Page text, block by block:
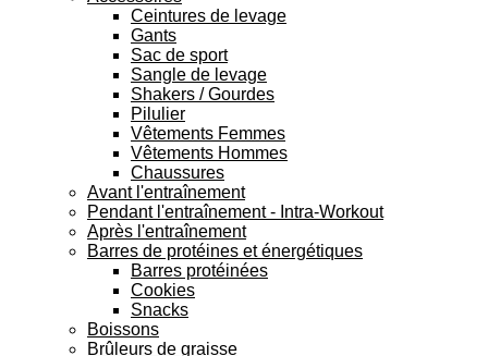
Ceintures de levage
Gants
Sac de sport
Sangle de levage
Shakers / Gourdes
Pilulier
Vêtements Femmes
Vêtements Hommes
Chaussures
Avant l'entraînement
Pendant l'entraînement - Intra-Workout
Après l'entraînement
Barres de protéines et énergétiques
Barres protéinées
Cookies
Snacks
Boissons
Brûleurs de graisse